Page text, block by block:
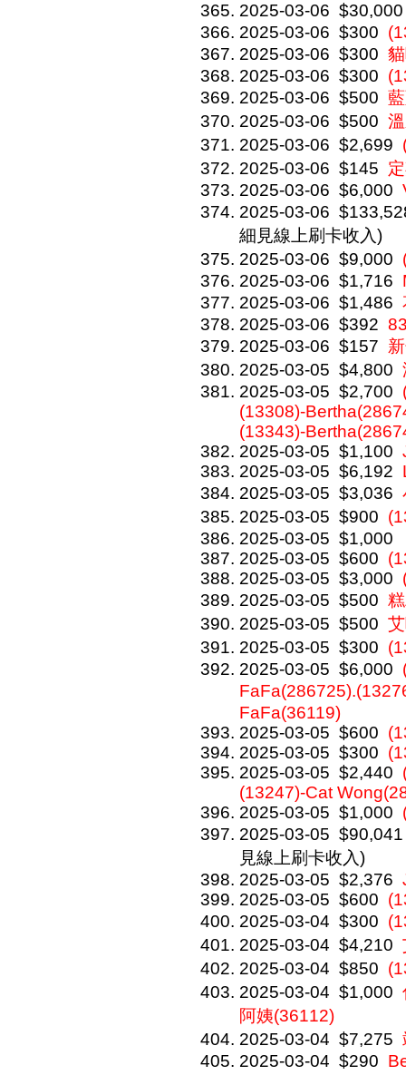
2025-03-06 $30,000
2025-03-06 $300
2025-03-06 $300
2025-03-06 $300
2025-03-06 $500
2025-03-06 $500
2025-03-06 $2,699
2025-03-06 $145
2025-03-06 $6,000
2025-03-06
細見線上刷卡收入)
2025-03-06 $9,000
2025-03-06 $1,716
2025-03-06 $1,486
2025-03-06 $392
2025-03-06 $157
2025-03-05 $4,800
2025-03-05 $2,700
(13308)-
(13343)-
2025-03-05 $1,100
2025-03-05 $6,192
2025-03-05 $3,036
2025-03-05 $900
2025-03-05 $1,000
2025-03-05 $600
2025-03-05 $3,000
2025-03-05 $500
2025-03-05 $500
2025-03-05 $300
2025-03-05 $6,000
FaFa(36119)
2025-03-05 $600
2025-03-05 $300
2025-03-05 $2,440
(13247)-Cat
2025-03-05 $1,000
2025-03-05 $90,041
見線上刷卡收入)
2025-03-05 $2,376
2025-03-05 $600
2025-03-04 $300
2025-03-04 $4,210
2025-03-04 $850
2025-03-04 $1,000
阿姨(36112)
2025-03-04 $7,275
2025-03-04 $290